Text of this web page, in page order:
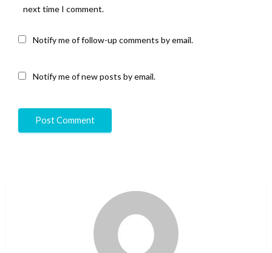
next time I comment.
Notify me of follow-up comments by email.
Notify me of new posts by email.